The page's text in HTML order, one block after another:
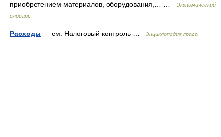
приобретением материалов, оборудования,… …
Экономический
словарь
Расходы — см. Налоговый контроль … Энциклопедия права